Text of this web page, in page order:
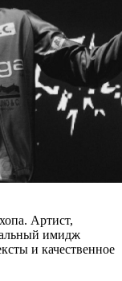
Артист,
имидж
и качественное